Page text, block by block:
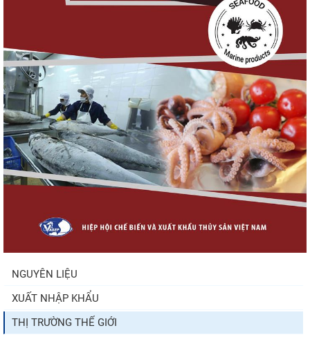
Nguồn cung giảm, giá cá rô phi Trung Quốc
Nhập khẩu tôm của Mỹ phục hồi trong
tháng 5/2026
Điểm tin thủy sản thế giới ngày 3/8/2026
trong khi nguồn cung...
NGUYÊN LIỆU
XUẤT NHẬP KHẨU
THỊ TRƯỜNG THẾ GIỚI